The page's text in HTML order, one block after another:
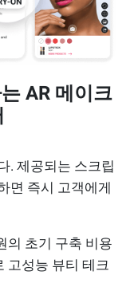
AR 메이크
. 제공되는 스크립
면 즉시 고객에게
의 초기 구축 비용
고성능 뷰티 테크